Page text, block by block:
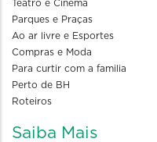
Teatro e Cinema
Parques e Praças
Ao ar livre e Esportes
Compras e Moda
Para curtir com a familia
Perto de BH
Roteiros
Saiba Mais